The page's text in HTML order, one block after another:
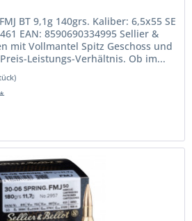
BT 9,1g 140grs. Kaliber: 6,5x55 SE
EAN: 8590690334995 Sellier &
mit Vollmantel Spitz Geschoss und
Leistungs-Verhältnis. Ob im...